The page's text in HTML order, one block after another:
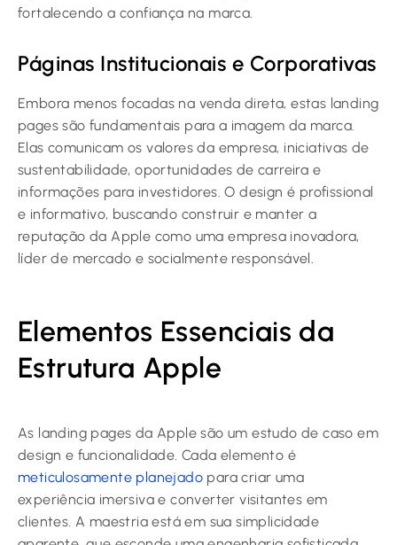
fortalecendo a confiança na marca.
Páginas Institucionais e Corporativas
Embora menos focadas na venda direta, estas landing
pages são fundamentais para a imagem da marca.
Elas comunicam os valores da empresa, iniciativas de
sustentabilidade, oportunidades de carreira e
informações para investidores. O design é profissional
e informativo, buscando construir e manter a
reputação da Apple como uma empresa inovadora,
líder de mercado e socialmente responsável.
Elementos Essenciais da
Estrutura Apple
As landing pages da Apple são um estudo de caso em
design e funcionalidade. Cada elemento é
meticulosamente planejado para criar uma
experiência imersiva e converter visitantes em
clientes. A maestria está em sua simplicidade